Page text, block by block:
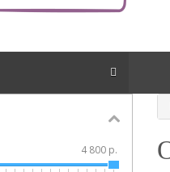
4 800 р.